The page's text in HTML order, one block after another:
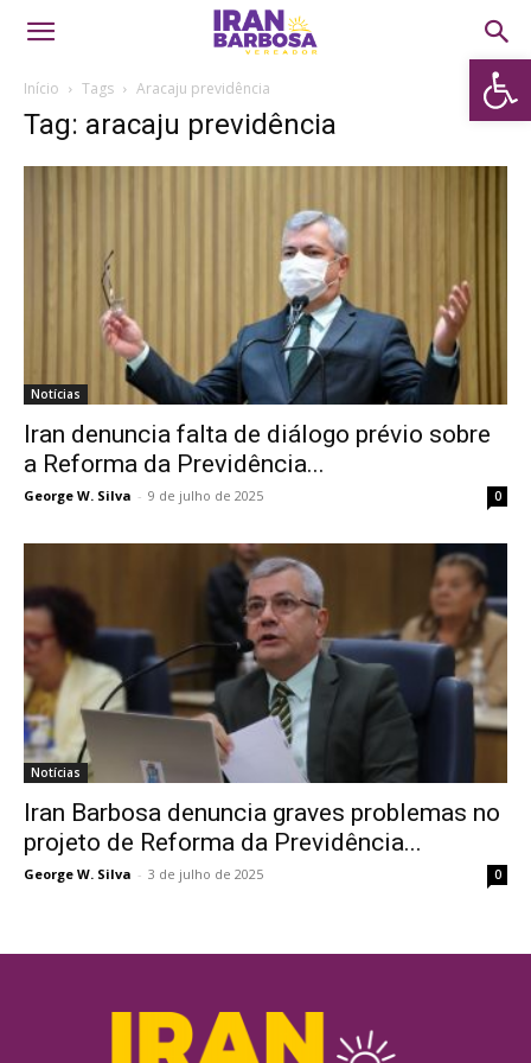
Abrir
Início Tags Aracaju previdência
Tag: aracaju previdência
Notícias
Iran denuncia falta de diálogo prévio sobre
a Reforma da Previdência...
George W. Silva - 9 de julho de 2025 0
Notícias
Iran Barbosa denuncia graves problemas no
projeto de Reforma da Previdência...
George W. Silva - 3 de julho de 2025 0